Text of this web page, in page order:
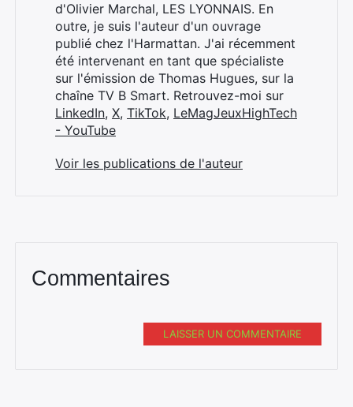
d'Olivier Marchal, LES LYONNAIS. En
outre, je suis l'auteur d'un ouvrage
publié chez l'Harmattan. J'ai récemment
été intervenant en tant que spécialiste
sur l'émission de Thomas Hugues, sur la
chaîne TV B Smart. Retrouvez-moi sur
LinkedIn, X, TikTok, LeMagJeuxHighTech
- YouTube
Voir les publications de l'auteur
Commentaires
LAISSER UN COMMENTAIRE